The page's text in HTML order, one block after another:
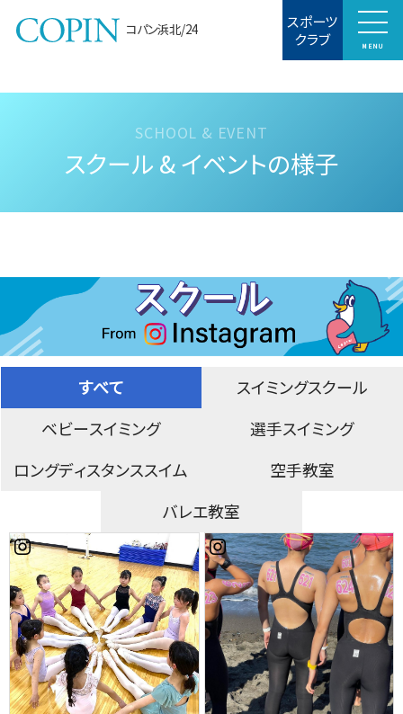
コパン浜北/24 スポーツ
クラブ MENU
スクール & イベントの様子
すべて
スイミングスクール
ベビースイミング
選手スイミング
ロングディスタンススイム
空手教室
バレエ教室